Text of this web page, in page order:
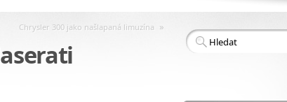
Chrysler 300 jako našlapaná limuzína »